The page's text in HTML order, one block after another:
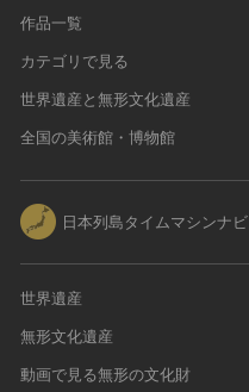
作品一覧
カテゴリで見る
世界遺産と無形文化遺産
全国の美術館・博物館
日本列島タイムマシンナビ
世界遺産
無形文化遺産
動画で見る無形の文化財